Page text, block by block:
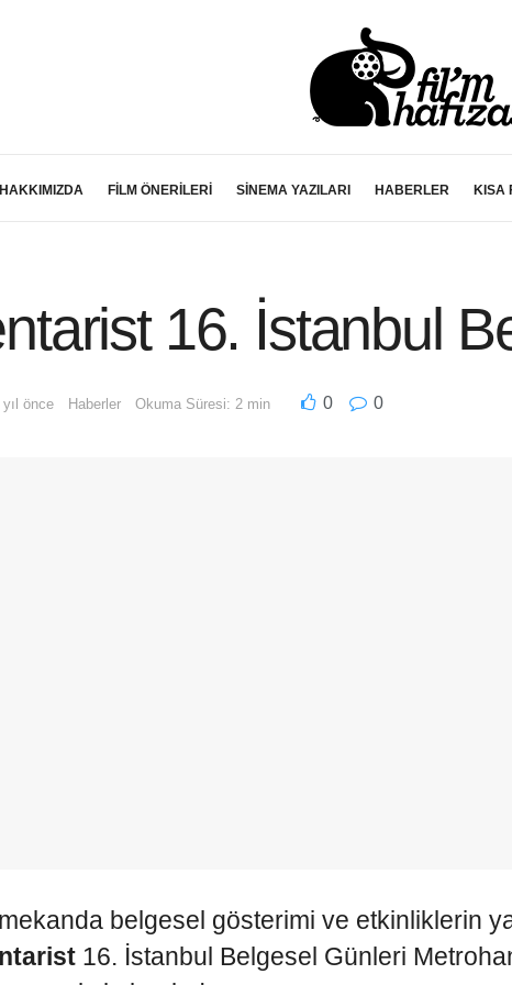
HAKKIMIZDA FİLM ÖNERİLERİ SİNEMA YAZILARI HABERLER KISA
16. İstanbul
yıl önce Haberler Okuma Süresi: 2 min 0 0
belgesel gösterimi ve etkinliklerin
16. İstanbul Belgesel Günleri